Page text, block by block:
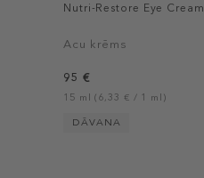
Nutri-Restore Eye Cream
Acu krēms
95 €
15 ml (6,33 € / 1 ml)
DĀVANA